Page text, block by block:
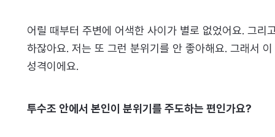
어릴 때부터 주변에 어색한 사이가 별로 없었어요. 그리
하잖아요. 저는 또 그런 분위기를 안 좋아해요. 그래서
성격이에요.
투수조 안에서 본인이 분위기를 주도하는 편인가요?